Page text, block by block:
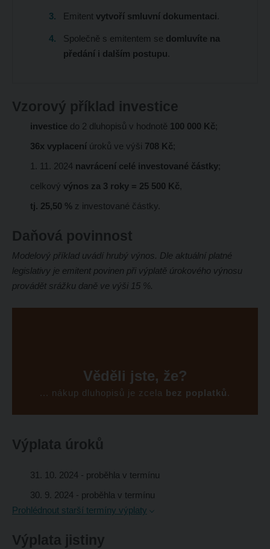
Emitent vytvoří smluvní dokumentaci.
Společně s emitentem se domluvíte na
předání i dalším postupu.
Vzorový příklad investice
investice do 2 dluhopisů v hodnotě 100 000 Kč;
36x vyplaceníúroků ve výši 708 Kč;
1. 11. 2024 navrácení celé investované částky;
celkový výnos za 3 roky = 25 500 Kč,
tj. 25,50 %z investované částky.
Daňová povinnost
Modelový příklad uvádí hrubý výnos. Dle aktuální platné
legislativy je emitent povinen při výplatě úrokového výnosu
provádět srážku daně ve výši 15 %.
Věděli jste, že?
... nákup dluhopisů je zcela bez poplatků .
Výplata úroků
31. 10. 2024- proběhla v termínu
30. 9. 2024- proběhla v termínu
Prohlédnout starší termíny výplaty
Výplata jistiny